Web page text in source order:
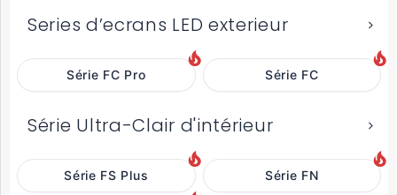
Series d’ecrans LED exterieur
Série FC Pro Série FC
Série Ultra-Clair d'intérieur
Série FS Plus Série FN